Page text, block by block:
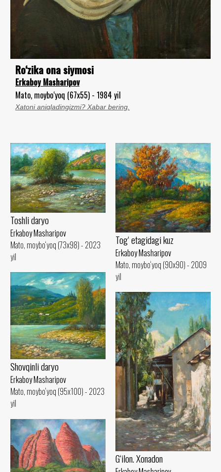
Ro‘zika ona siymosi
Erkaboy Masharipov
Mato, moybo‘yoq (67x55) - 1984 yil
Xatoni aniqladingizmi? Xabar bering.
Toshli daryo
Erkaboy Masharipov
Mato, moybo‘yoq (73x98) - 2023
yil
Tog‘ etagidagi kuz
Erkaboy Masharipov
Mato, moybo‘yoq (90x90) - 2009
yil
Shovqinli daryo
Erkaboy Masharipov
Mato, moybo‘yoq (95x100) - 2023
yil
G‘ilon. Xonadon